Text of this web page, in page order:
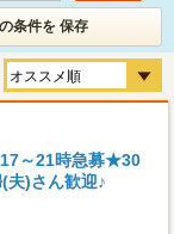
条件を 保存
17～21時急募★30
夫)さん歓迎♪